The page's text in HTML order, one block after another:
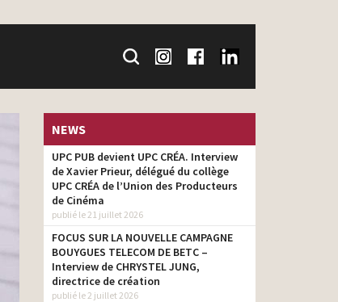
NEWS
UPC PUB devient UPC CRÉA. Interview
de Xavier Prieur, délégué du collège
UPC CRÉA de l’Union des Producteurs
de Cinéma
publié le 21 juillet 2026
FOCUS SUR LA NOUVELLE CAMPAGNE
BOUYGUES TELECOM DE BETC –
Interview de CHRYSTEL JUNG,
directrice de création
publié le 2 juillet 2026